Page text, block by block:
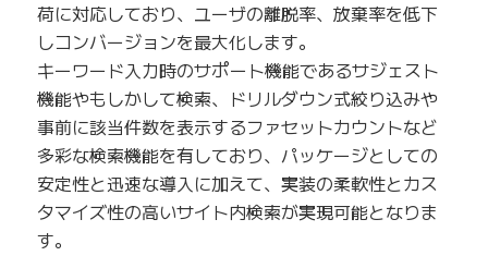
荷に対応しており、ユーザの離脱率、放棄率を低下
しコンバージョンを最大化します。
キーワード入力時のサポート機能であるサジェスト
機能やもしかして検索、ドリルダウン式絞り込みや
事前に該当件数を表示するファセットカウントなど
多彩な検索機能を有しており、パッケージとしての
安定性と迅速な導入に加えて、実装の柔軟性とカス
タマイズ性の高いサイト内検索が実現可能となりま
す。